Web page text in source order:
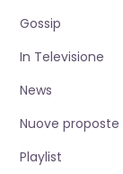
Gossip
In Televisione
News
Nuove proposte
Playlist